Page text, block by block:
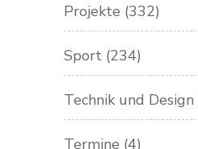
Projekte (332)
Sport (234)
Technik und Design
Termine (4)